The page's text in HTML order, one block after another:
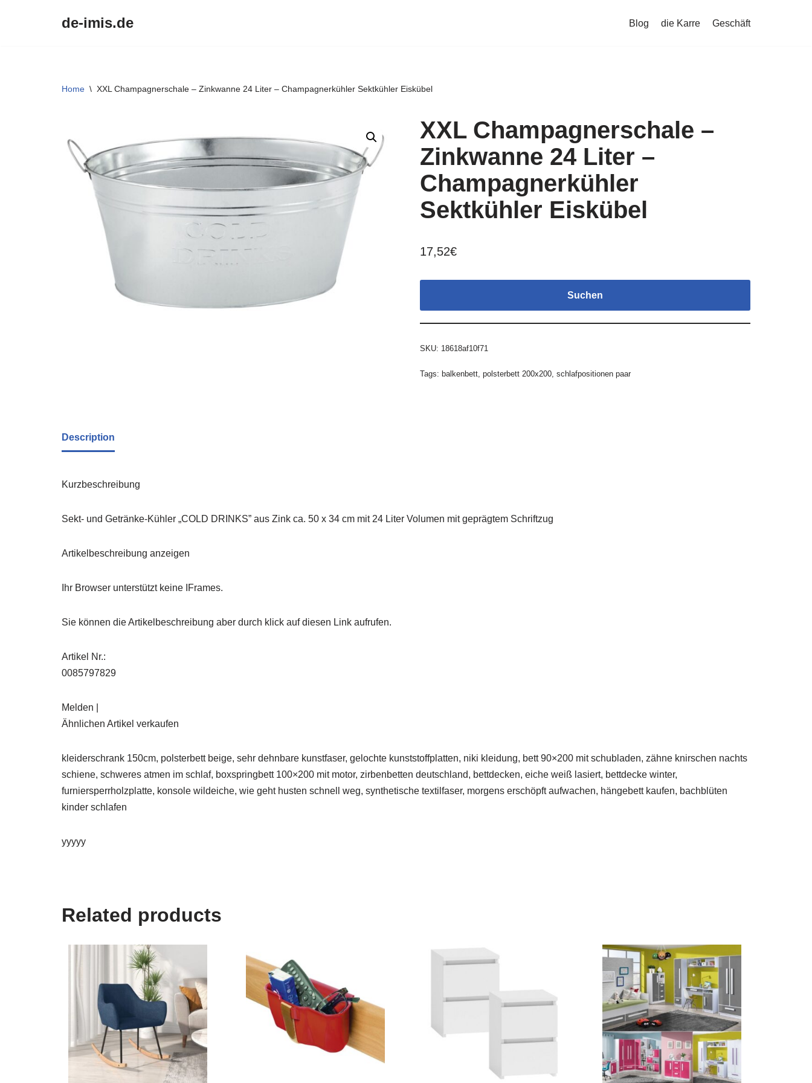
de-imis.de Blog die Karre Geschäft
Home \ XXL Champagnerschale – Zinkwanne 24 Liter – Champagnerkühler Sektkühler Eiskübel
XXL Champagnerschale –
Zinkwanne 24 Liter –
Champagnerkühler
Sektkühler Eiskübel
17,52€
Suchen
SKU: 18618af10f71
Tags: balkenbett, polsterbett 200x200, schlafpositionen paar
Description
Kurzbeschreibung
Sekt- und Getränke-Kühler „COLD DRINKS” aus Zink ca. 50 x 34 cm mit 24 Liter Volumen mit geprägtem Schriftzug
Artikelbeschreibung anzeigen
Ihr Browser unterstützt keine IFrames.
Sie können die Artikelbeschreibung aber durch klick auf diesen Link aufrufen.
Artikel Nr.:
0085797829
Melden |
Ähnlichen Artikel verkaufen
kleiderschrank 150cm, polsterbett beige, sehr dehnbare kunstfaser, gelochte kunststoffplatten, niki kleidung, bett 90×200 mit schubladen, zähne knirschen nachts
schiene, schweres atmen im schlaf, boxspringbett 100×200 mit motor, zirbenbetten deutschland, bettdecken, eiche weiß lasiert, bettdecke winter,
furniersperrholzplatte, konsole wildeiche, wie geht husten schnell weg, synthetische textilfaser, morgens erschöpft aufwachen, hängebett kaufen, bachblüten
kinder schlafen
yyyyy
Related products